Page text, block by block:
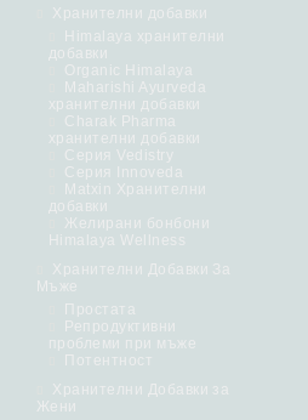
Хранителни добавки
Himalaya хранителни
добавки
Organic Himalaya
Maharishi Ayurveda
хранителни добавки
Charak Pharma
хранителни добавки
Серия Vedistry
Серия Innoveda
Matxin Хранителни
добавки
Желирани бонбони
Himalaya Wellness
Хранителни Добавки За
Мъже
Простата
Репродуктивни
проблеми при мъже
Потентност
Хранителни Добавки за
Жени